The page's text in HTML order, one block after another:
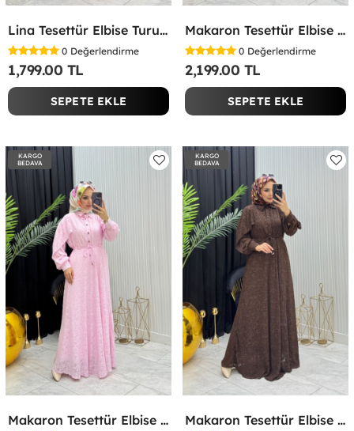
Lina Tesettür Elbise Turuncu Turuncu
0 Değerlendirme
1,799.00 TL
SEPETE EKLE
Makaron Tesettür Elbise Yeşil Yeşil
0 Değerlendirme
2,199.00 TL
SEPETE EKLE
KARGO
BEDAVA
Makaron Tesettür Elbise Pembe Pembe
KARGO
BEDAVA
Makaron Tesettür Elbise Kahverengi Kahverengi